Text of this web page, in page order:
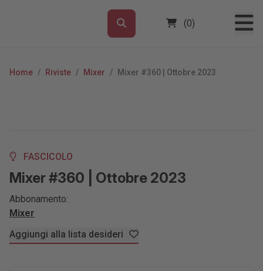
(0)
Home / Riviste / Mixer / Mixer #360 | Ottobre 2023
FASCICOLO
Mixer #360 | Ottobre 2023
Abbonamento:
Mixer
Aggiungi alla lista desideri